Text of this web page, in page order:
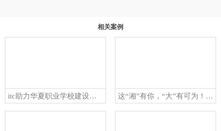
相关案例
itc助力华夏职业学校建设智能化校园文化互动平台！为报告厅艺术展示服务！ 这“湘”有你，“大”有可为！itc助力湘潭大学附属实验学校智慧建设！